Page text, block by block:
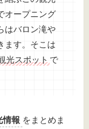
オープニング
はバロン滝や
ます。そこは
光スポット で
情報 をまとめま